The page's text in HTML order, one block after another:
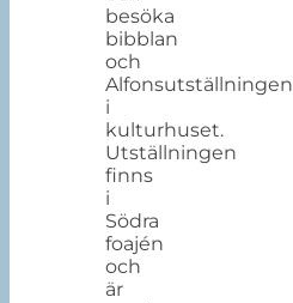
besöka
bibblan
och
Alfonsutställningen
i
kulturhuset.
Utställningen
finns
i
Södra
foajén
och
är